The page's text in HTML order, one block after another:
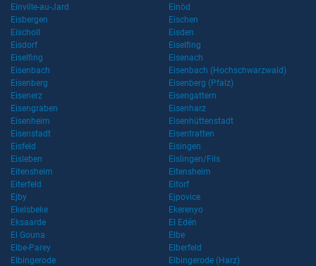
Einville-au-Jard
Einöd
Eisbergen
Eischen
Eischoll
Eisden
Eisdorf
Eiselfing
Eiselfing
Eisenach
Eisenbach
Eisenbach (Hochschwarzwald)
Eisenberg
Eisenberg (Pfalz)
Eisenerz
Eisengattern
Eisengraben
Eisenharz
Eisenheim
Eisenhüttenstadt
Eisenstadt
Eisentratten
Eisfeld
Eisingen
Eisleben
Eislingen/Fils
Eitensheim
Eitensheim
Eiterfeld
Eitorf
Ejby
Ejpovice
Ekelsbeke
Ekerenyo
Eksaarde
El Edén
El Gouna
Elbe
Elbe-Parey
Elberfeld
Elbingerode
Elbingerode (Harz)